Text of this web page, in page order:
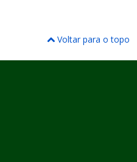
Voltar para o topo